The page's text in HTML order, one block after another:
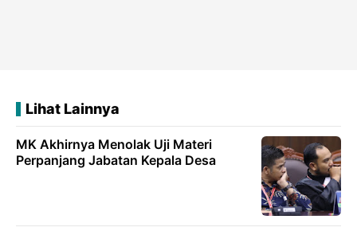
Lihat Lainnya
MK Akhirnya Menolak Uji Materi
Perpanjang Jabatan Kepala Desa